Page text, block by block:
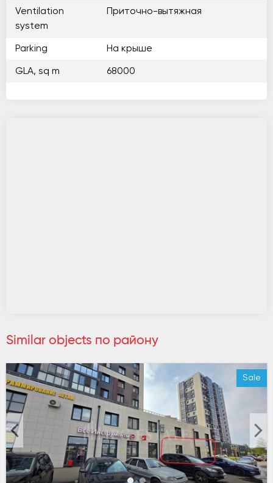
Ventilation
system
Приточно-вытяжная
Parking На крыше
GLA, sq m 68000
Similar objects по району
Sale